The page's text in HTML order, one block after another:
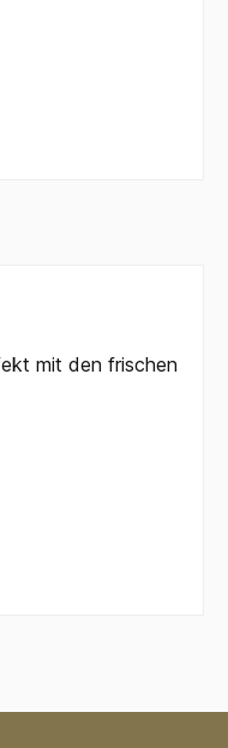
mit den frischen